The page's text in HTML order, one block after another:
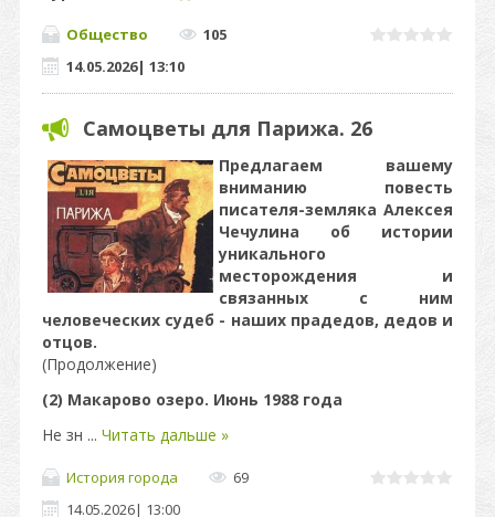
Общество
105
14.05.2026| 13:10
Самоцветы для Парижа. 26
Предлагаем вашему
вниманию повесть
писателя-земляка Алексея
Чечулина об истории
уникального
месторождения и
связанных с ним
человеческих судеб - наших прадедов, дедов и
отцов.
(Продолжение)​​​​​​​
(2) Макарово озеро. Июнь 1988 года
Не зн ... Читать дальше »
История города
69
14.05.2026| 13:00